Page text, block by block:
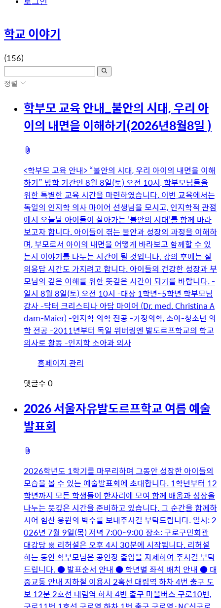
학교 이야기
(156)
정렬
학부모 교육 안내_불안의 시대, 우리 아
이의 내면을 이해하기(2026년8월8일 )
파
일
<학부모 교육 안내> “불안의 시대, 우리 아이의 내면을 이해
하기” 방학 기간인 8월 8일(토) 오전 10시, 학부모님들을
위한 특별한 교육 시간을 마련하였습니다. 이번 교육에서는
독일의 인지학 의사 마이어 선생님​을 모시고, 인지학적 관점
에서 오늘날 아이들이 살아가는 '불안의 시대'​를 함께 바라
보고자 합니다. 아이들이 겪는 불안과 성장의 과정을 이해하
며, 부모로서 아이의 내면을 어떻게 바라보고 함께할 수 있
는지 이야기를 나누는 시간이 될 것입니다. 강의 후에는 질
의응답 시간도 가지려고 합니다. 아이들의 건강한 성장과 부
모님의 깊은 이해를 위한 뜻깊은 시간이 되기를 바랍니다. -
일시 8월 8일(토) 오전 10시 -대상 1학년~5학년 학부모님
강사 -닥터 크리스티나 아담 마이어 (Dr. med. Christina A
dam-Maier) -인지학 의학 전공 -가정의학, 소아-청소년 의
학 전공 -2011년부터 독일 위버링엔 발도르프학교의 학교
의사로 활동 -인지학 소아과 의사
이
지
홈페이지 관리
댓글수 0
2026 서울자유발도르프학교 여름 예술
발표회
파
일
2026학년도 1학기를 마무리하며 그동안 성장한 아이들의
모습을 볼 수 있는 예술발표회에 초대합니다. 1학년부터 12
학년까지 모든 학생들이 한자리에 모여 함께 배움과 성장을
나누는 뜻깊은 시간을 준비하고 있습니다. 그 순간을 함께하
시어 힘찬 응원의 박수를 보내주시길 부탁드립니다. 일시: 2
026년 7월 9일(목) 저녁 7:00~9:00 장소: 구로구민회관
대강당 ※ 리허설은 오후 4시 30분에 시작됩니다. 리허설
하는 동안 학부모님은 공연장 출입을 자제하여 주시길 부탁
드립니다. ● 발표순서 안내 ● 학년별 좌석 배치 안내 ● 대
중교통 안내 지하철 이용시 2혹선 대림역 하차 4번 출구 도
보 12분 2호선 대림역 하차 4번 출구 마을버스 구로10번,